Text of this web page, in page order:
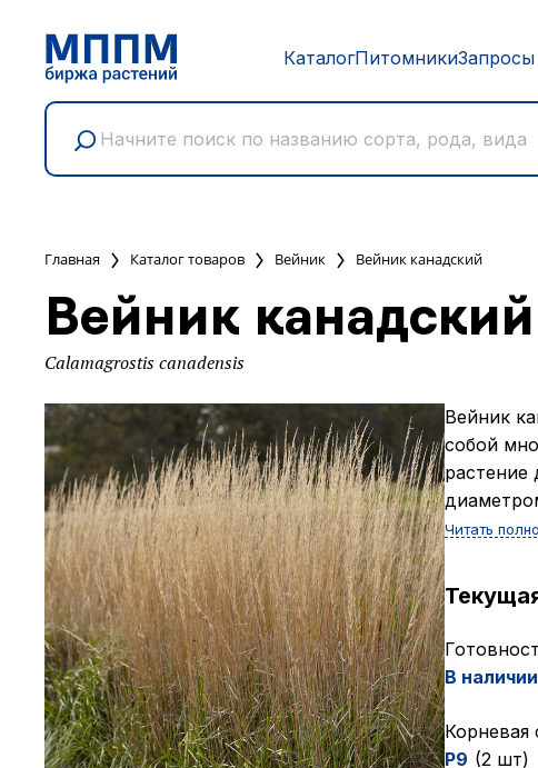
КаталогПитомники
Главная Каталог товаров Вейник Вейник канадский
Вейник канадский
Calamagrostis canadensis
Вейник
собой
растение
Читать
В наличии
Корневая
P9 (2 шт)